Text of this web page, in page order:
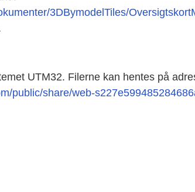
3DBymodelTiles/
UTM32. Filerne kan hentes på
public/share/web-